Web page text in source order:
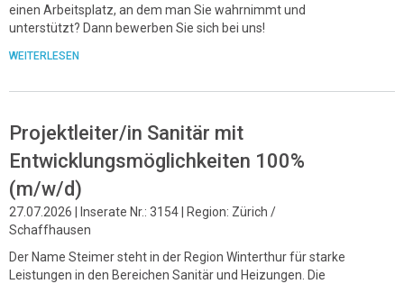
einen Arbeitsplatz, an dem man Sie wahrnimmt und
unterstützt? Dann bewerben Sie sich bei uns!
WEITERLESEN
Projektleiter/in Sanitär mit
Entwicklungsmöglichkeiten 100%
(m/w/d)
27.07.2026 | Inserate Nr.: 3154 | Region: Zürich /
Schaffhausen
Der Name Steimer steht in der Region Winterthur für starke
Leistungen in den Bereichen Sanitär und Heizungen. Die